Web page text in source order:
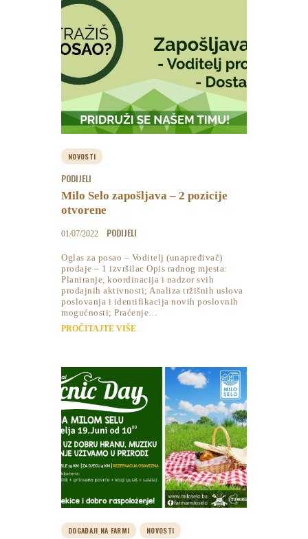
NOVOSTI
PODIJELI
Milo Selo zapošljava – 2 pozicije
otvorene
01/07/2022 PODIJELI
Oglas za posao – Voditelj (unapređivač)
prodaje – 1 izvršilac Opis radnog mjesta:
Planiranje, koordinacija i nadzor svih
prodajnih aktivnosti; Analiza tržišnih uslova
poslovanja i identifikacija novih poslovnih
mogućnosti; Praćenje…
PROČITAJTE VIŠE
DOGAĐAJI NA FARMI NOVOSTI